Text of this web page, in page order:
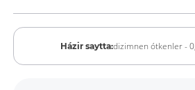
Házir saytta:dizimnen ótkenler - 0,